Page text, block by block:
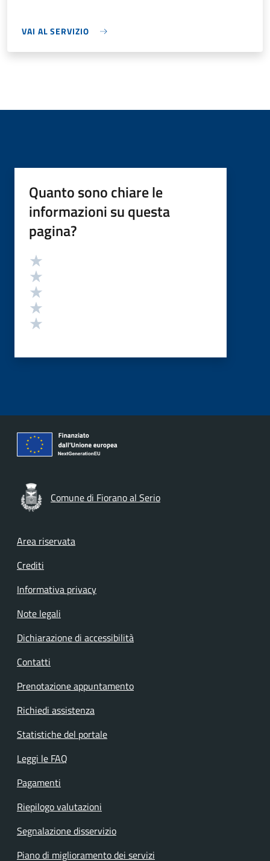
VAI AL SERVIZIO
Quanto sono chiare le
informazioni su questa
pagina?
Valutazione
Comune di Fiorano al Serio
Footer menu
Area riservata
Crediti
Informativa privacy
Note legali
Dichiarazione di accessibilità
Contatti
Prenotazione appuntamento
Richiedi assistenza
Statistiche del portale
Leggi le FAQ
Pagamenti
Riepilogo valutazioni
Segnalazione disservizio
Piano di miglioramento dei servizi